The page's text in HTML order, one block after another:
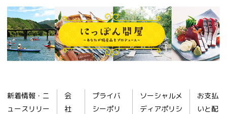
新着情報・ニ
ュースリリー
会
社
プライバ
シーポリ
ソーシャルメ
ディアポリシ
お支払
いと配